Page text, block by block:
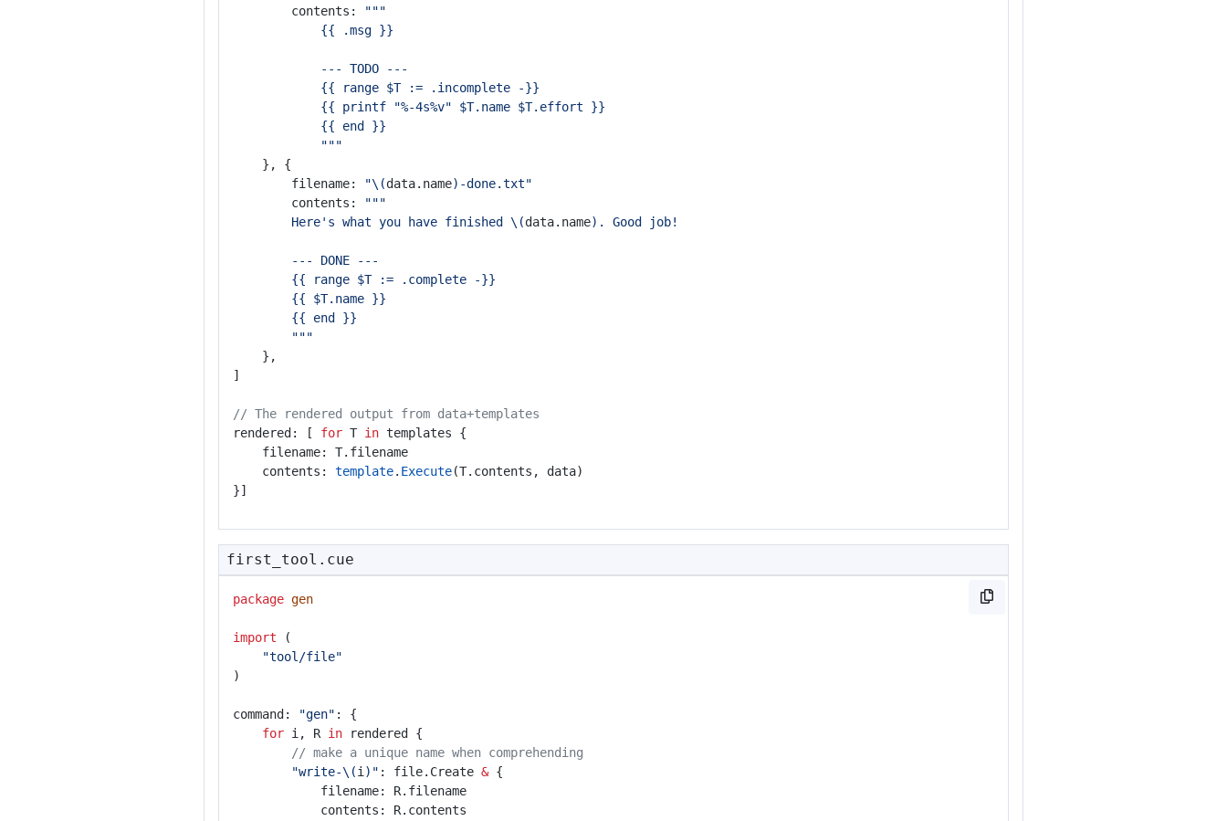
		contents:
"""
			{{ .msg }}
			--- TODO ---
			{{ range $T := .incomplete -}}
			{{ printf "%-4s%v" $T.name $T.effort }}
			{{ end }}
			"""
	}, {
		filename:
"\(data.name)-done.txt"
		contents:
"""
		Here's what you have finished \(
data.name). Good job!
		--- DONE ---
		{{ range $T := .complete -}}
		{{ $T.name }}
		{{ end }}
		"""
	},
]
// The rendered output from data+templates
rendered: [ for T in templates {
	filename: T.filename
	contents:
template. Execute(T.contents, data)
}]
first_tool.cue
package gen
import (
"tool/file"
)
command: "gen" : {
for i, R in rendered {
// make a unique name when comprehending
"write-\(i )" : file.Create & {
			filename: R.filename
			contents: R.contents